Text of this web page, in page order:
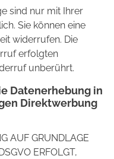
sind nur mit Ihrer
Sie können eine
widerrufen. Die
erfolgten
unberührt.
Datenerhebung in
Direktwerbung
AUF GRUNDLAGE
ERFOLGT,